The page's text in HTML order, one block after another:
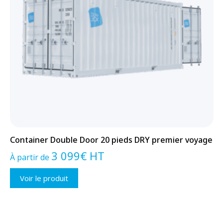
Container Double Door 20 pieds DRY premier voyage
À partir de 3 099€HT
Voir le produit